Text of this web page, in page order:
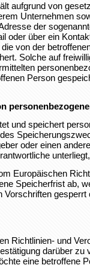
aufgrund von
Unternehmen
der
oder über ein
von der
Solche auf
Person
und speichert
oder einen
Europäischen
Speicherfrist ab,
gesperrt
Richtlinien- und
darüber zu
eine betroffene